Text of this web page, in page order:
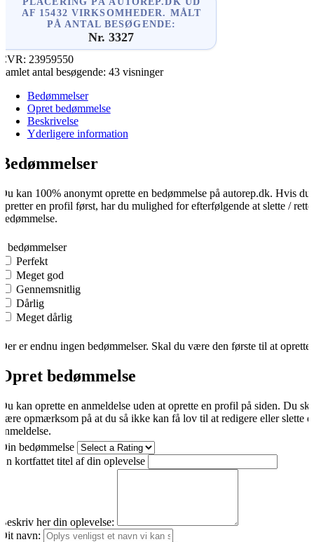
AF 15432 VIRKSOMHEDER. MÅLT
PÅ ANTAL BESØGENDE:
Nr. 3327
23959550
antal besøgende: 43 visninger
Bedømmelser
Opret bedømmelse
Beskrivelse
Yderligere information
kan 100% anonymt oprette en bedømmelse på autorep.dk. Hvis du
en profil først, har du mulighed for efterfølgende at slette /
bedømmelser
Perfekt
Meget god
Gennemsnitlig
Dårlig
Meget dårlig
er endnu ingen bedømmelser. Skal du være den første til at oprette
bedømmelse
kan oprette en anmeldelse uden at oprette en profil på siden. Du
opmærksom på at du så ikke kan få lov til at redigere eller slette
bedømmelse
kortfattet titel af din oplevelse
her din oplevelse:
navn: